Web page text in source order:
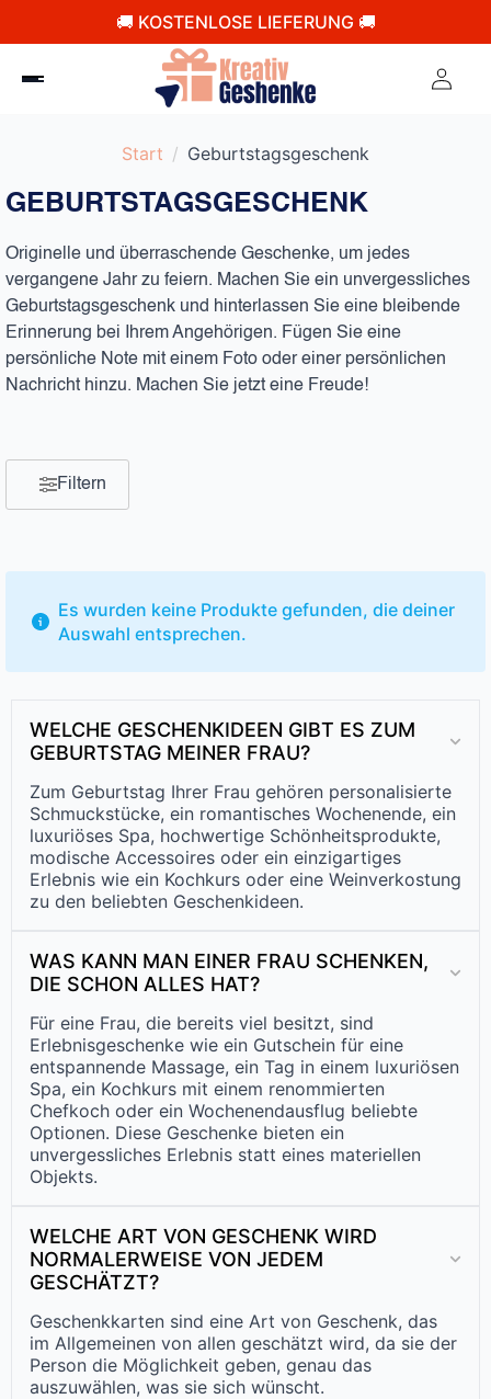
🚚 KOSTENLOSE LIEFERUNG 🚚
Start Geburtstagsgeschenk
GEBURTSTAGSGESCHENK
Originelle und überraschende Geschenke, um jedes
vergangene Jahr zu feiern. Machen Sie ein unvergessliches
Geburtstagsgeschenk und hinterlassen Sie eine bleibende
Erinnerung bei Ihrem Angehörigen. Fügen Sie eine
persönliche Note mit einem Foto oder einer persönlichen
Nachricht hinzu. Machen Sie jetzt eine Freude!
Filtern
Es wurden keine Produkte gefunden, die deiner
Auswahl entsprechen.
WELCHE GESCHENKIDEEN GIBT ES ZUM
GEBURTSTAG MEINER FRAU?
Zum Geburtstag Ihrer Frau gehören personalisierte
Schmuckstücke, ein romantisches Wochenende, ein
luxuriöses Spa, hochwertige Schönheitsprodukte,
modische Accessoires oder ein einzigartiges
Erlebnis wie ein Kochkurs oder eine Weinverkostung
zu den beliebten Geschenkideen.
WAS KANN MAN EINER FRAU SCHENKEN,
DIE SCHON ALLES HAT?
Für eine Frau, die bereits viel besitzt, sind
Erlebnisgeschenke wie ein Gutschein für eine
entspannende Massage, ein Tag in einem luxuriösen
Spa, ein Kochkurs mit einem renommierten
Chefkoch oder ein Wochenendausflug beliebte
Optionen. Diese Geschenke bieten ein
unvergessliches Erlebnis statt eines materiellen
Objekts.
WELCHE ART VON GESCHENK WIRD
NORMALERWEISE VON JEDEM
GESCHÄTZT?
Geschenkkarten sind eine Art von Geschenk, das
im Allgemeinen von allen geschätzt wird, da sie der
Person die Möglichkeit geben, genau das
auszuwählen, was sie sich wünscht.